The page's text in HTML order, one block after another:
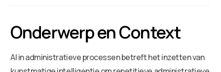
Onderwerp en Context
AI in administratieve processen betreft het inzetten van